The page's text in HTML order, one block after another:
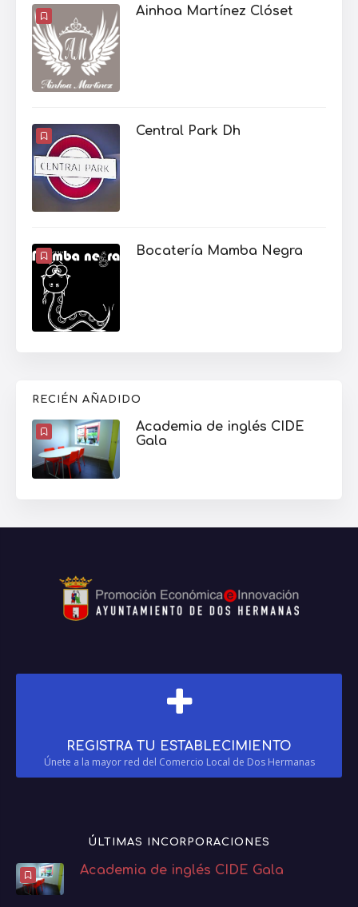
Ainhoa Martínez Clóset
Central Park Dh
Bocatería Mamba Negra
RECIÉN AÑADIDO
Academia de inglés CIDE
Gala
REGISTRA TU ESTABLECIMIENTO
Únete a la mayor red del Comercio Local de Dos Hermanas
ÚLTIMAS INCORPORACIONES
Academia de inglés CIDE Gala